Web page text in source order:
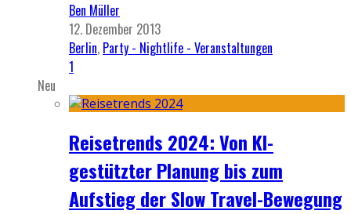
Ben Müller
12. Dezember 2013
Berlin, Party - Nightlife - Veranstaltungen
1
Neu
Reisetrends 2024: Von KI-
gestützter Planung bis zum
Aufstieg der Slow Travel-Bewegung